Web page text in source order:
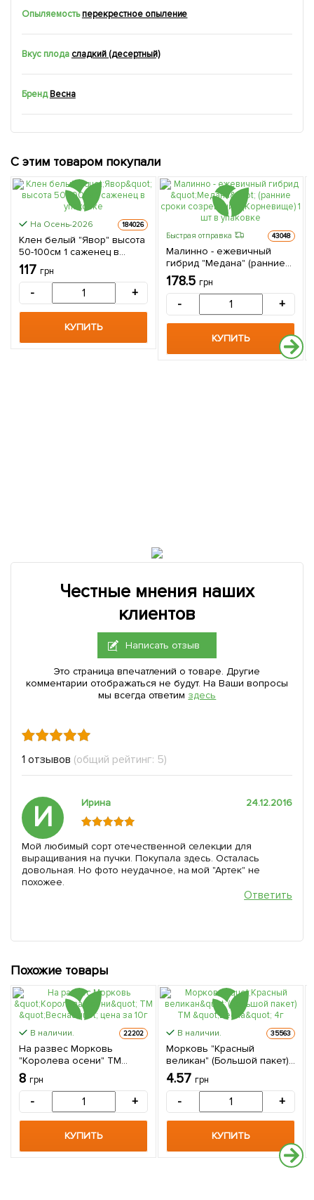
Опыляемостьперекрестное опыление
Вкус плода сладкий (десертный)
БрендВесна
С этим товаром покупали
На Осень-2026 184026
Клен белый "Явор" высота
50-100см 1 саженец в
упаковке
117 грн
- +
КУПИТЬ
Быстрая отправка 43048
Малинно - ежевичный
гибрид "Медана" (ранние
сроки созревания)
(Корневище) 1 шт в
178.5 грн
- +
КУПИТЬ
Честные мнения наших
клиентов
Написать отзыв
Это страница впечатлений о товаре. Другие
комментарии отображаться не будут. На Ваши вопросы
мы всегда ответим здесь
1 отзывов (общий рейтинг: 5)
И Ирина 24.12.2016
Мой любимый сорт отечественной селекции для
выращивания на пучки. Покупала здесь. Осталась
довольная. Но фото неудачное, на мой "Артек" не
похожее.
Ответить
Похожие товары
В наличии. 22202
На развес Морковь
"Королева осени" ТМ
"Весна" цена за 10г
8 грн
- +
КУПИТЬ
В наличии. 35563
Морковь "Красный
великан" (Большой пакет)
ТМ "Весна" 4г
4.57 грн
- +
КУПИТЬ